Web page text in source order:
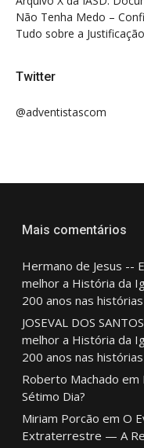
Não Tenha Medo –
Tudo sobre a
Twitter
@adventistascom
Mais comentários
Hermano de Jesus --
melhor a História da
200 anos nas
JOSEVAL DOS
melhor a História da
200 anos nas
Roberto Machado em
Sétimo Dia?
Miriam Porcão em O
Extraterrestre — A